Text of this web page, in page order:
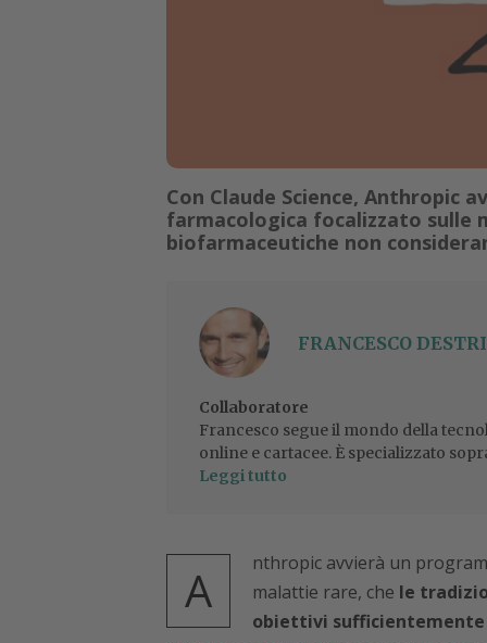
Con Claude Science, Anthropic
farmacologica focalizzato sulle
biofarmaceutiche non
FRANCESCO DESTRI
Collaboratore
Francesco segue il mondo della
online e cartacee. È specializzato
Leggi tutto
A
nthropic avvierà un
malattie rare, che le
obiettivi